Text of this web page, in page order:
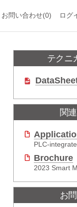
お問い合わせ(0) ログ
テクニ
関
Brochure
お